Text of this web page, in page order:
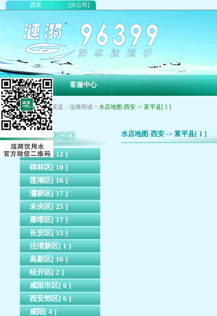
[分公司]
西安
首页 客服中心
您现在的位置是：涟漪商城 > 水店地图-西安 -> 富平县[ 1 ]
新城区[ 12 ]
碑林区[ 10 ]
莲湖区[ 16 ]
灞桥区[ 17 ]
未央区[ 25 ]
雁塔区[ 17 ]
长安区[ 15 ]
泾渭新区[ 1 ]
高新区[ 16 ]
经开区[ 2 ]
咸阳市区[ 6 ]
西安郊区[ 6 ]
咸阳[ 4 ]
水店地图-西安 -> 富平县[ 1 ]